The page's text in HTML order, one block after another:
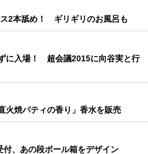
2本舐め！ ギリギリのお風呂も
に入場！ 超会議2015に向谷実と行
焼パティの香り」香水を販売
、あの段ボール箱をデザイン